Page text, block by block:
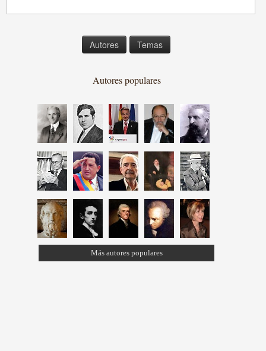
Autores Temas
Autores populares
Más autores populares